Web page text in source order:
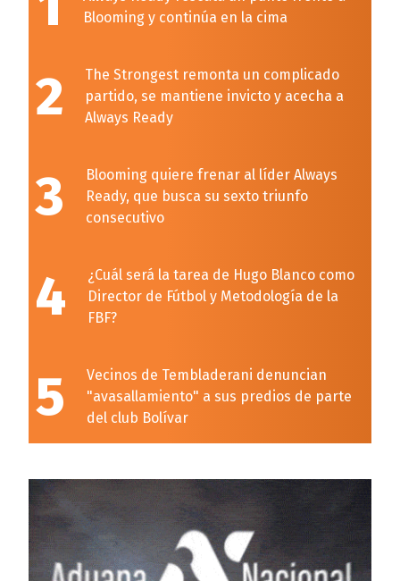
Blooming y continúa en la cima
2
The Strongest remonta un complicado
partido, se mantiene invicto y acecha a
Always Ready
3
Blooming quiere frenar al líder Always
Ready, que busca su sexto triunfo
consecutivo
4
¿Cuál será la tarea de Hugo Blanco como
Director de Fútbol y Metodología de la
FBF?
5
Vecinos de Tembladerani denuncian
"avasallamiento" a sus predios de parte
del club Bolívar